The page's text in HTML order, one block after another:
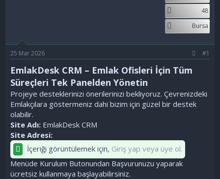
48
Bursa
25 Mar 2026 #1
EmlakDesk CRM – Emlak Ofisleri İçin Tüm
Süreçleri Tek Panelden Yönetin
Projeye desteklerinizi önerilerinizi bekliyoruz. Çevrenizdeki
Emlakçılara göstermeniz dahi bizim için güzel bir destek
olabilir.
Site Adı: EmlakDesk CRM
Site Adresi:
İçeriği görüntülemek için, Giriş yap veya üye ol.
Menüde Kurulum Butonundan Başvurunuzu yaparak
ücretsiz kullanmaya başlayabilirsiniz.